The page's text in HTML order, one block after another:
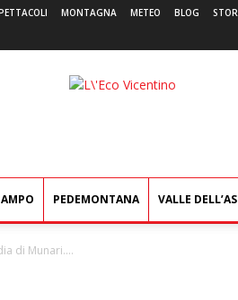
MONTAGNA METEO BLOG
L'Eco
PEDEMONTANA VALLE
di Munari....